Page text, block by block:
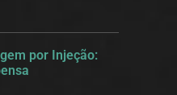
por Injeção: